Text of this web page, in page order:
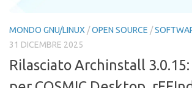
MONDO GNU/LINUX /OPEN SOURCE /
31 DICEMBRE 2025
Rilasciato Archinstall